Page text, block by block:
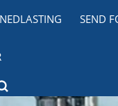
NEDLASTING SEND